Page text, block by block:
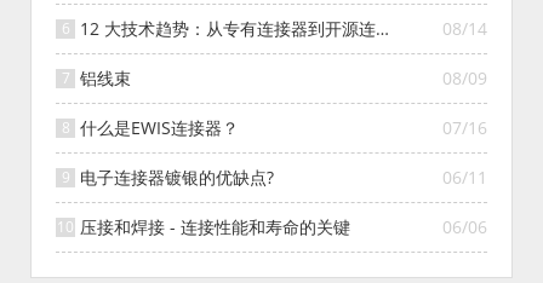
08/14
12 大技术趋势：从专有连接器到开源连接
器的演变
08/09
铝线束
07/16
什么是EWIS连接器？
06/11
电子连接器镀银的优缺点?
06/06
压接和焊接 - 连接性能和寿命的关键